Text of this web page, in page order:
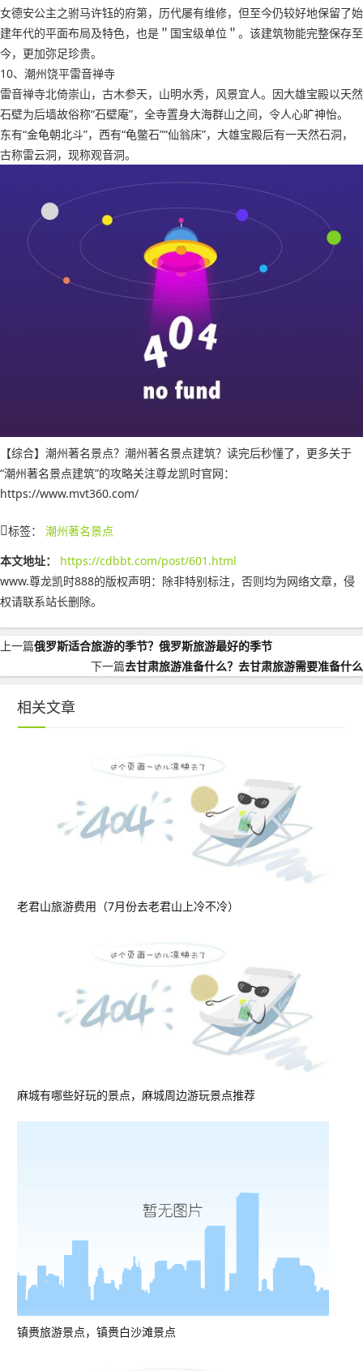
女德安公主之驸马许钰的府第，历代屡有维修，但至今仍较好地保留了始
建年代的平面布局及特色，也是＂国宝级单位＂。该建筑物能完整保存至
今，更加弥足珍贵。
10、潮州饶平雷音禅寺
雷音禅寺北倚崇山，古木参天，山明水秀，风景宜人。因大雄宝殿以天然
石壁为后墙故俗称“石壁庵”，全寺置身大海群山之间，令人心旷神怡。
东有“金龟朝北斗”，西有“龟鳖石”“仙翁床”，大雄宝殿后有一天然石洞，
古称雷云洞，现称观音洞。
【综合】潮州著名景点？潮州著名景点建筑？读完后秒懂了，更多关于
“潮州著名景点建筑”的攻略关注尊龙凯时官网：
https://www.mvt360.com/
标签： 潮州著名景点
本文地址：
https://cdbbt.com/post/601.html
www.尊龙凯时888的版权声明： 除非特别标注，否则均为网络文章，侵
权请联系站长删除。
上一篇俄罗斯适合旅游的季节？俄罗斯旅游最好的季节
下一篇去甘肃旅游准备什么？去甘肃旅游需要准备什么
相关文章
老君山旅游费用（7月份去老君山上冷不冷）
麻城有哪些好玩的景点，麻城周边游玩景点推荐
镇赉旅游景点，镇赉白沙滩景点